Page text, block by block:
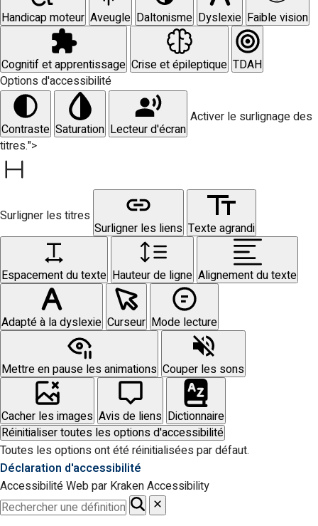
Handicap moteur Aveugle Daltonisme Dyslexie Faible vision
Cognitif et apprentissage Crise et épileptique TDAH
Options d'accessibilité
Contraste Saturation Lecteur d'écran
Activer le surlignage des
titres.">
Surligner les titres
Surligner les liens Texte agrandi
Espacement du texte Hauteur de ligne Alignement du texte
Adapté à la dyslexie Curseur Mode lecture
Mettre en pause les animations Couper les sons
Cacher les images Avis de liens Dictionnaire
Réinitialiser toutes les options d'accessibilité
Toutes les options ont été réinitialisées par défaut.
Déclaration d'accessibilité
Accessibilité Web par Kraken Accessibility